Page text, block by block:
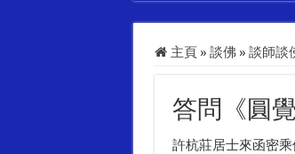
主頁 » 談佛 » 談師談
答問《圓
許杭莊居士來函密